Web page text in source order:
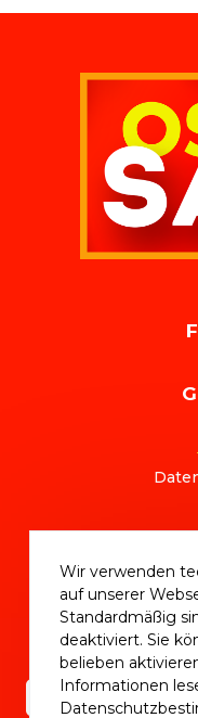
NAVIGATION
OSTER SALE
DVM
Wir verwenden
auf unserer
Standardmäßig
deaktiviert. Sie
belieben
Informationen